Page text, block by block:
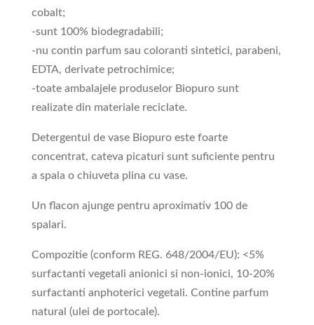
cobalt;
-sunt 100% biodegradabili;
-nu contin parfum sau coloranti sintetici, parabeni,
EDTA, derivate petrochimice;
-toate ambalajele produselor Biopuro sunt
realizate din materiale reciclate.
Detergentul de vase Biopuro este foarte
concentrat, cateva picaturi sunt suficiente pentru
a spala o chiuveta plina cu vase.
Un flacon ajunge pentru aproximativ 100 de
spalari.
Compozitie (conform REG. 648/2004/EU): <5%
surfactanti vegetali anionici si non-ionici, 10-20%
surfactanti anphoterici vegetali. Contine parfum
natural (ulei de portocale).